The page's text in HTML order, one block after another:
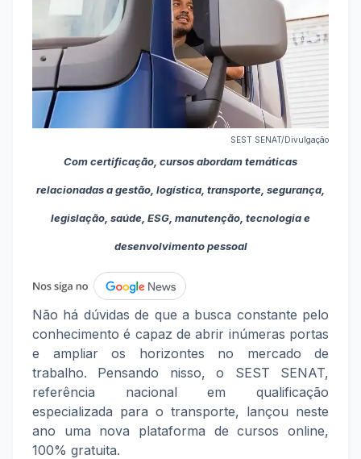
SEST SENAT/Divulgação
Com certificação, cursos abordam temáticas
relacionadas a gestão, logística, transporte, segurança,
legislação, saúde, ESG, manutenção, tecnologia e
desenvolvimento pessoal
Não há dúvidas de que a busca constante pelo
conhecimento é capaz de abrir inúmeras portas
e ampliar os horizontes no mercado de
trabalho. Pensando nisso, o SEST SENAT,
referência nacional em qualificação
especializada para o transporte, lançou neste
ano uma nova plataforma de cursos online,
100% gratuita.